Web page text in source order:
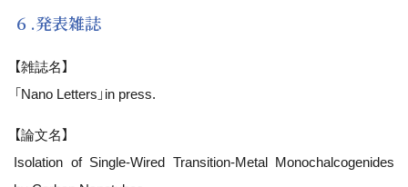
６.発表雑誌
【雑誌名】
「Nano Letters」in press.
【論文名】
Isolation of Single-Wired Transition-Metal Monochalcogenides